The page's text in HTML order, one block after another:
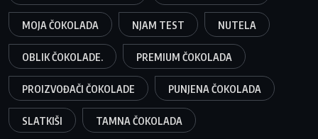
MOJA ČOKOLADA NJAM TEST NUTELA
OBLIK ČOKOLADE. PREMIUM ČOKOLADA
PROIZVOĐAČI ČOKOLADE PUNJENA ČOKOLADA
SLATKIŠI TAMNA ČOKOLADA